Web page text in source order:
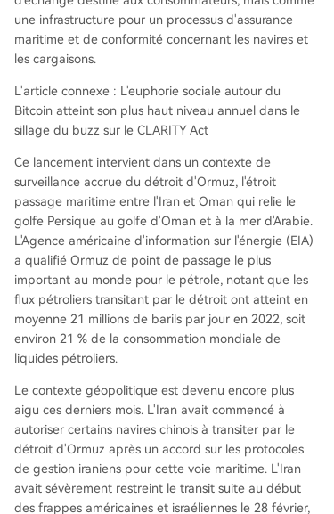
une infrastructure pour un processus d'assurance
maritime et de conformité concernant les navires et
les cargaisons.
L'article connexe : L'euphorie sociale autour du
Bitcoin atteint son plus haut niveau annuel dans le
sillage du buzz sur le CLARITY Act
Ce lancement intervient dans un contexte de
surveillance accrue du détroit d'Ormuz, l'étroit
passage maritime entre l'Iran et Oman qui relie le
golfe Persique au golfe d'Oman et à la mer d'Arabie.
L'Agence américaine d'information sur l'énergie (EIA)
a qualifié Ormuz de point de passage le plus
important au monde pour le pétrole, notant que les
flux pétroliers transitant par le détroit ont atteint en
moyenne 21 millions de barils par jour en 2022, soit
environ 21 % de la consommation mondiale de
liquides pétroliers.
Le contexte géopolitique est devenu encore plus
aigu ces derniers mois. L'Iran avait commencé à
autoriser certains navires chinois à transiter par le
détroit d'Ormuz après un accord sur les protocoles
de gestion iraniens pour cette voie maritime. L'Iran
avait sévèrement restreint le transit suite au début
des frappes américaines et israéliennes le 28 février,